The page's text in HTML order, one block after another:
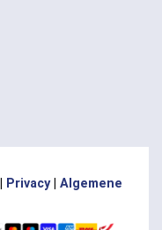
Privacy| Algemene